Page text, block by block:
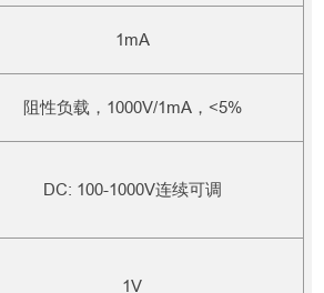
1mA
阻性负载，1000V/1mA，<5%
DC: 100-1000V连续可调
1V